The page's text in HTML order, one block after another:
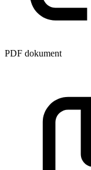
PDF dokument